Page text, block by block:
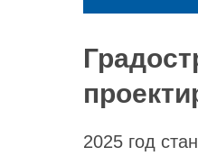
2025 год